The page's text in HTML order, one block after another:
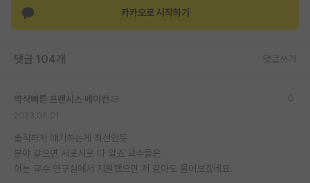
카카오로 시작하기
댓글 104개 댓글쓰기
약삭빠른 프랜시스 베이컨
솔직하게 얘기하는게 최선인듯
분야 같으면 서로서로 다 알죠 교수들은
아는 교수 연구실에서 지원했으면 저 같아도 물어보겠네요.